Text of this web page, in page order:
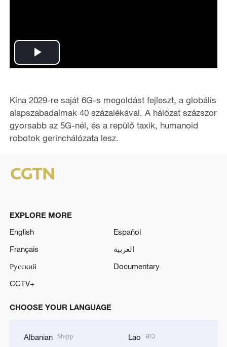
P
a
y
i
e
o
Kína 2029-re saját 6G-s megoldást fejleszt, a globális
alapszabadalmak 40 százalékával. A hálózat százszor
gyorsabb az 5G-nél, és a repülő taxik, humanoid
robotok gerinchálózata lesz.
EXPLORE MORE
English
Español
Français
العربية
Русский
Documentary
CCTV+
CHOOSE YOUR LANGUAGE
Albanian Shqip Lao ລາວ